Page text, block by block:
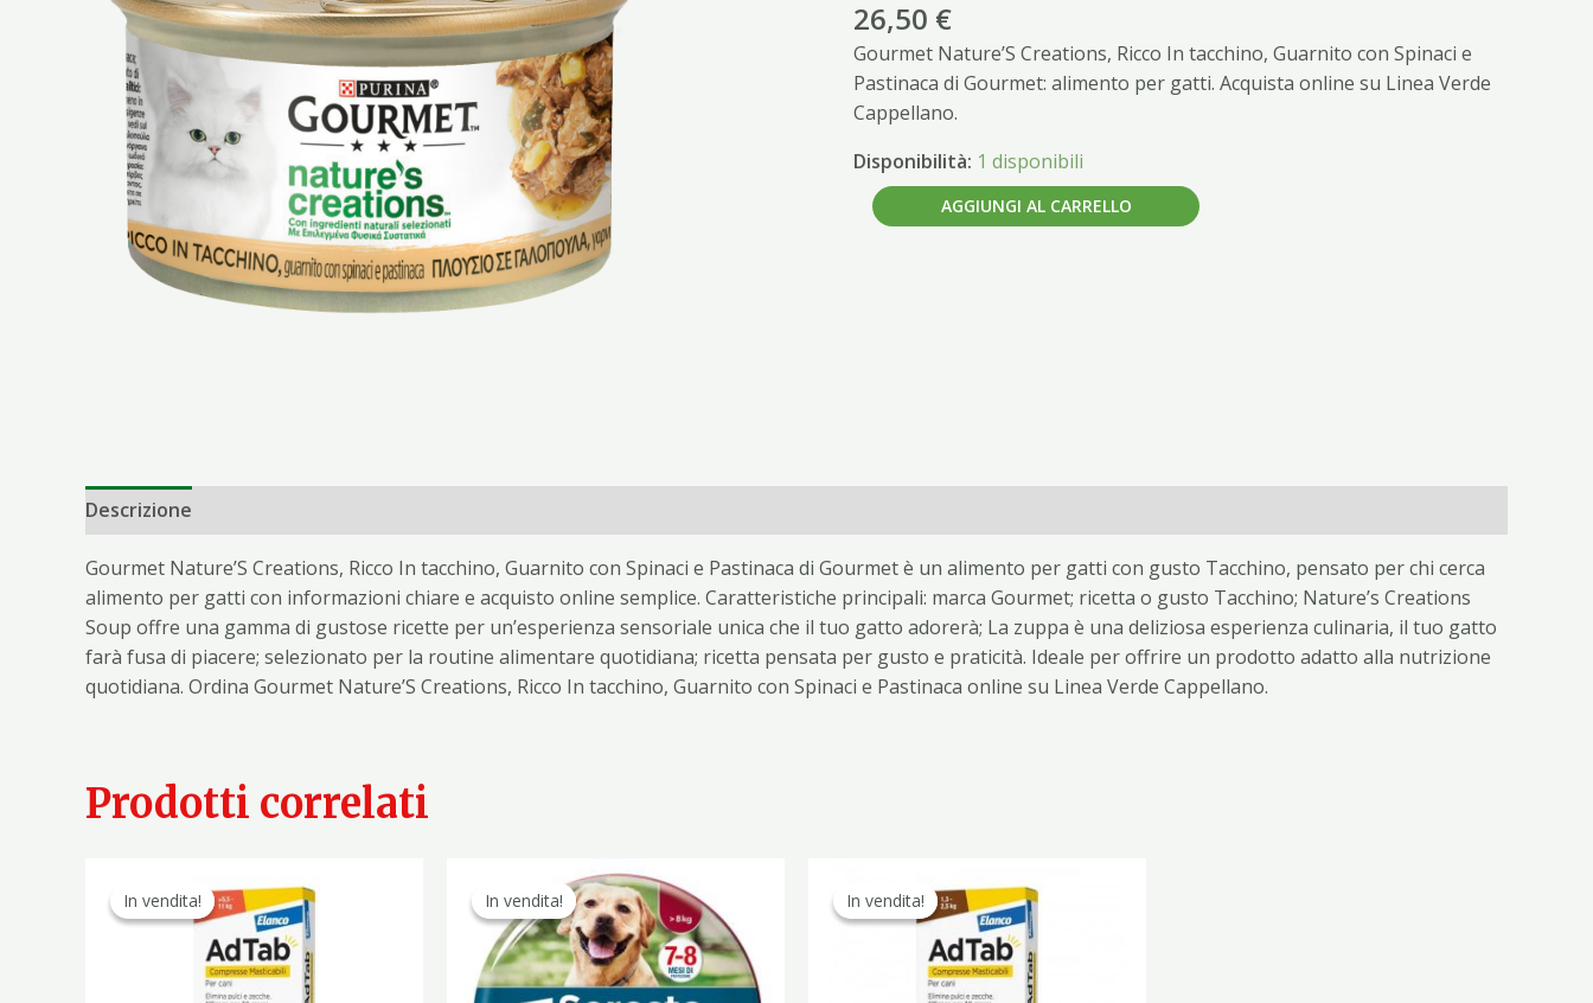
26,50 €
Gourmet Nature’S Creations, Ricco In tacchino, Guarnito con Spinaci e
Pastinaca di Gourmet: alimento per gatti. Acquista online su Linea Verde
Cappellano.
Disponibilità: 1 disponibili
guarnito
con
spinaci
e
pastinaca
quantità
AGGIUNGI AL CARRELLO
Descrizione
Gourmet Nature’S Creations, Ricco In tacchino, Guarnito con Spinaci e Pastinaca di Gourmet è un alimento per gatti con gusto Tacchino, pensato per chi cerca
alimento per gatti con informazioni chiare e acquisto online semplice. Caratteristiche principali: marca Gourmet; ricetta o gusto Tacchino; Nature’s Creations
Soup offre una gamma di gustose ricette per un’esperienza sensoriale unica che il tuo gatto adorerà; La zuppa è una deliziosa esperienza culinaria, il tuo gatto
farà fusa di piacere; selezionato per la routine alimentare quotidiana; ricetta pensata per gusto e praticità. Ideale per offrire un prodotto adatto alla nutrizione
quotidiana. Ordina Gourmet Nature’S Creations, Ricco In tacchino, Guarnito con Spinaci e Pastinaca online su Linea Verde Cappellano.
Prodotti correlati
In vendita!
In vendita!
prezzo
originale
era:
39,50 €.
prezzo
attuale
24,90 €.
In vendita!
In vendita!
Il
prezzo
originale
era:
58,70 €.
prezzo
attuale
è:
32,90 €.
In vendita!
In vendita!
prezzo
originale
era:
35,90 €.
prezzo
attuale
22,90 €.